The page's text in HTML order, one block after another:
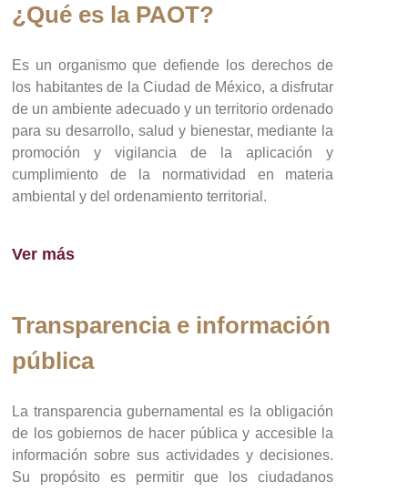
¿Qué es la PAOT?
Es un organismo que defiende los derechos de
los habitantes de la Ciudad de México, a disfrutar
de un ambiente adecuado y un territorio ordenado
para su desarrollo, salud y bienestar, mediante la
promoción y vigilancia de la aplicación y
cumplimiento de la normatividad en materia
ambiental y del ordenamiento territorial.
Ver más
Transparencia e información
pública
La transparencia gubernamental es la obligación
de los gobiernos de hacer pública y accesible la
información sobre sus actividades y decisiones.
Su propósito es permitir que los ciudadanos